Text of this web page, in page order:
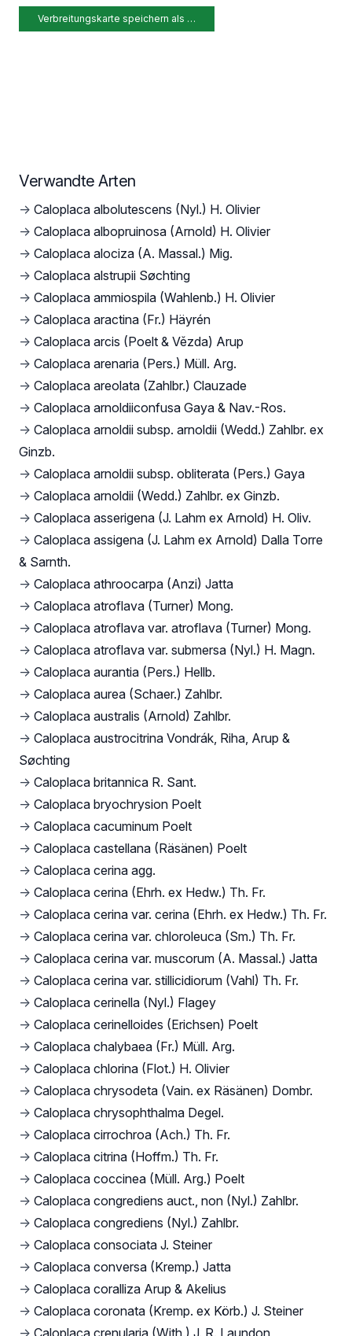
Verbreitungskarte speichern als …
Verwandte Arten
→ Caloplaca albolutescens (Nyl.) H. Olivier
→ Caloplaca albopruinosa (Arnold) H. Olivier
→ Caloplaca alociza (A. Massal.) Mig.
→ Caloplaca alstrupii Søchting
→ Caloplaca ammiospila (Wahlenb.) H. Olivier
→ Caloplaca aractina (Fr.) Häyrén
→ Caloplaca arcis (Poelt & Vězda) Arup
→ Caloplaca arenaria (Pers.) Müll. Arg.
→ Caloplaca areolata (Zahlbr.) Clauzade
→ Caloplaca arnoldiiconfusa Gaya & Nav.-Ros.
→ Caloplaca arnoldii subsp. arnoldii (Wedd.) Zahlbr. ex
Ginzb.
→ Caloplaca arnoldii subsp. obliterata (Pers.) Gaya
→ Caloplaca arnoldii (Wedd.) Zahlbr. ex Ginzb.
→ Caloplaca asserigena (J. Lahm ex Arnold) H. Oliv.
→ Caloplaca assigena (J. Lahm ex Arnold) Dalla Torre
& Sarnth.
→ Caloplaca athroocarpa (Anzi) Jatta
→ Caloplaca atroflava (Turner) Mong.
→ Caloplaca atroflava var. atroflava (Turner) Mong.
→ Caloplaca atroflava var. submersa (Nyl.) H. Magn.
→ Caloplaca aurantia (Pers.) Hellb.
→ Caloplaca aurea (Schaer.) Zahlbr.
→ Caloplaca australis (Arnold) Zahlbr.
→ Caloplaca austrocitrina Vondrák, Riha, Arup &
Søchting
→ Caloplaca britannica R. Sant.
→ Caloplaca bryochrysion Poelt
→ Caloplaca cacuminum Poelt
→ Caloplaca castellana (Räsänen) Poelt
→ Caloplaca cerina agg.
→ Caloplaca cerina (Ehrh. ex Hedw.) Th. Fr.
→ Caloplaca cerina var. cerina (Ehrh. ex Hedw.) Th. Fr.
→ Caloplaca cerina var. chloroleuca (Sm.) Th. Fr.
→ Caloplaca cerina var. muscorum (A. Massal.) Jatta
→ Caloplaca cerina var. stillicidiorum (Vahl) Th. Fr.
→ Caloplaca cerinella (Nyl.) Flagey
→ Caloplaca cerinelloides (Erichsen) Poelt
→ Caloplaca chalybaea (Fr.) Müll. Arg.
→ Caloplaca chlorina (Flot.) H. Olivier
→ Caloplaca chrysodeta (Vain. ex Räsänen) Dombr.
→ Caloplaca chrysophthalma Degel.
→ Caloplaca cirrochroa (Ach.) Th. Fr.
→ Caloplaca citrina (Hoffm.) Th. Fr.
→ Caloplaca coccinea (Müll. Arg.) Poelt
→ Caloplaca congrediens auct., non (Nyl.) Zahlbr.
→ Caloplaca congrediens (Nyl.) Zahlbr.
→ Caloplaca consociata J. Steiner
→ Caloplaca conversa (Kremp.) Jatta
→ Caloplaca coralliza Arup & Akelius
→ Caloplaca coronata (Kremp. ex Körb.) J. Steiner